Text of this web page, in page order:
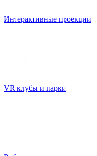
Интерактивные проекции
VR клубы и парки